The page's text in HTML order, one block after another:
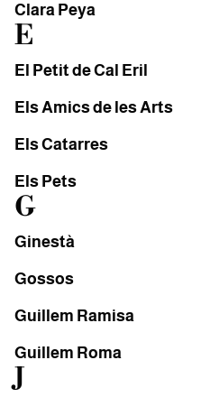
Clara Peya
E
El Petit de Cal Eril
Els Amics de les Arts
Els Catarres
Els Pets
G
Ginestà
Gossos
Guillem Ramisa
Guillem Roma
J